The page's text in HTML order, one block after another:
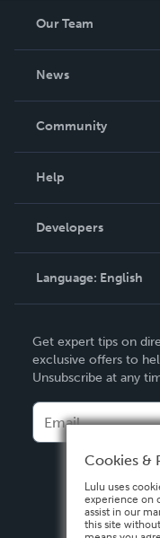
Our Team
News
In The News
Community
Podcast
Help
Order Lookup
Knowledge Base
Contact Support
Developers
Language: English
Deutsch
Français
Español
Get expert tips on
exclusive offers to
Unsubscribe at any
Cookies &
Lulu uses
experience on
assist in our
this site